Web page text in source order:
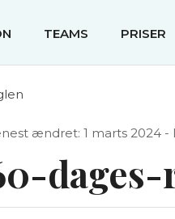
TEAMS PRISER
ændret: 1 marts 2024 -
dages-